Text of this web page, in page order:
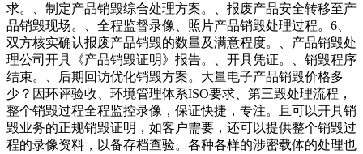
求。、制定产品销毁综合处理方案。、报废产品安全转移至产
品销毁现场。、全程监督录像、照片产品销毁处理过程。6、
双方核实确认报废产品销毁的数量及满意程度。、产品销毁处
理公司开具《产品销毁证明》报告。、开具凭证。、销毁程序
结束。、后期回访优化销毁方案。大量电子产品销毁价格多
少？因环评验收、环境管理体系ISO要求、第三毁处理流程，
整个销毁过程全程监控录像，保证快捷，专注。且可以开具销
毁业务的正规销毁证明，如客户需要，还可以提供整个销毁过
程的录像资料，以备存档查验。各种各样的涉密载体的处理也